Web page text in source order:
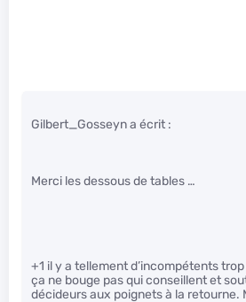
Gilbert_Gosseyn a écrit :
Merci les dessous de tables …
+1 il y a tellement d’incompétents
ça ne bouge pas qui conseillent et
décideurs aux poignets à la retourne.